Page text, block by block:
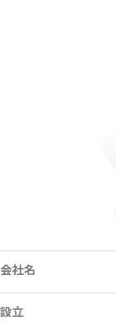
会社名
設立